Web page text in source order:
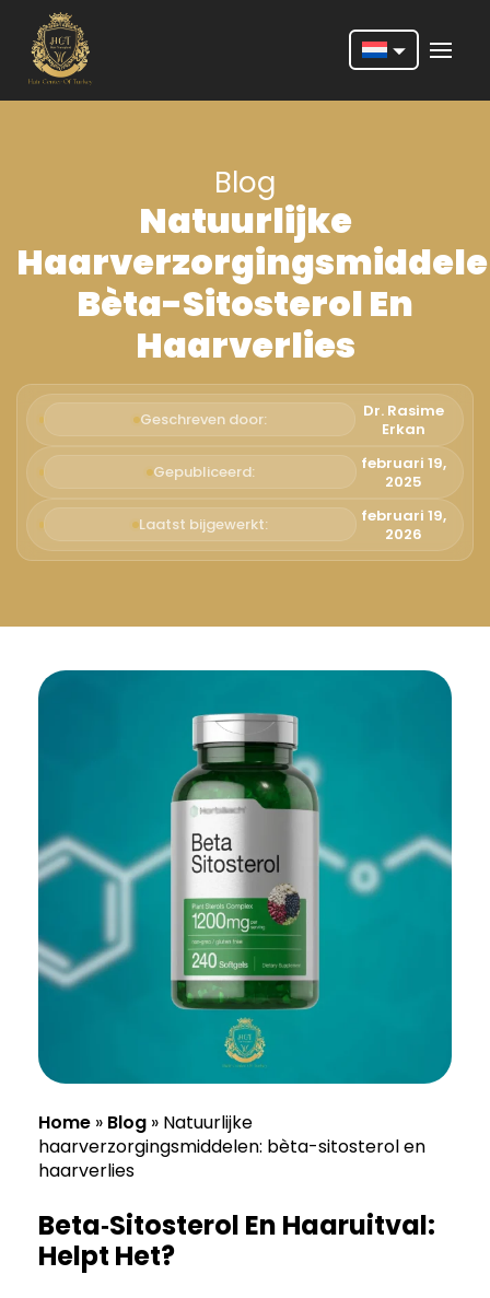
Deutsch
Português
Español
Türkçe
Italiano
Русский
Български
Blog
Natuurlijke
Bèta-Sitosterol En
Haarverlies
Geschreven door:
Dr. Rasime
Erkan
Gepubliceerd:
februari 19,
2025
Laatst bijgewerkt:
februari 19,
2026
Home » Blog » Natuurlijke
haarverzorgingsmiddelen: bèta-sitosterol en
haarverlies
Beta‑Sitosterol En Haaruitval:
Helpt Het?